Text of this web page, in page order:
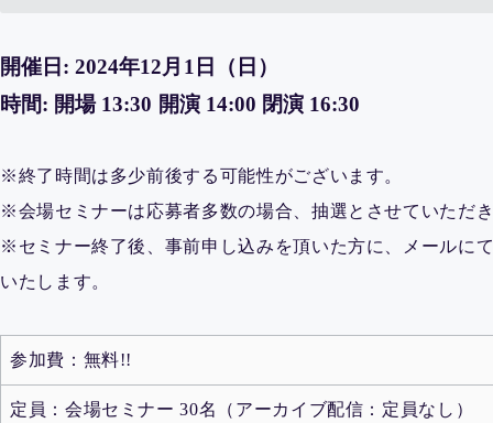
開催日: 2024年12月1日（日）
時間: 開場 13:30 開演 14:00 閉演 16:30
※終了時間は多少前後する可能性がございます。
※会場セミナーは応募者多数の場合、抽選とさせていただ
※セミナー終了後、事前申し込みを頂いた方に、メールに
いたします。
参加費：無料!!
定員：会場セミナー 30名（アーカイブ配信：定員なし）